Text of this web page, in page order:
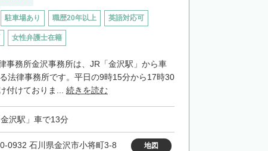
駐車場あり 職歴20年以上 英語対応可
女性弁護士在籍
事務所金沢事務所は、JR「金沢駅」から車
法律事務所です。平日の9時15分から17時30
付けておりま... 続きを読む
沢駅」車で13分
0932 石川県金沢市小将町3-8 地図